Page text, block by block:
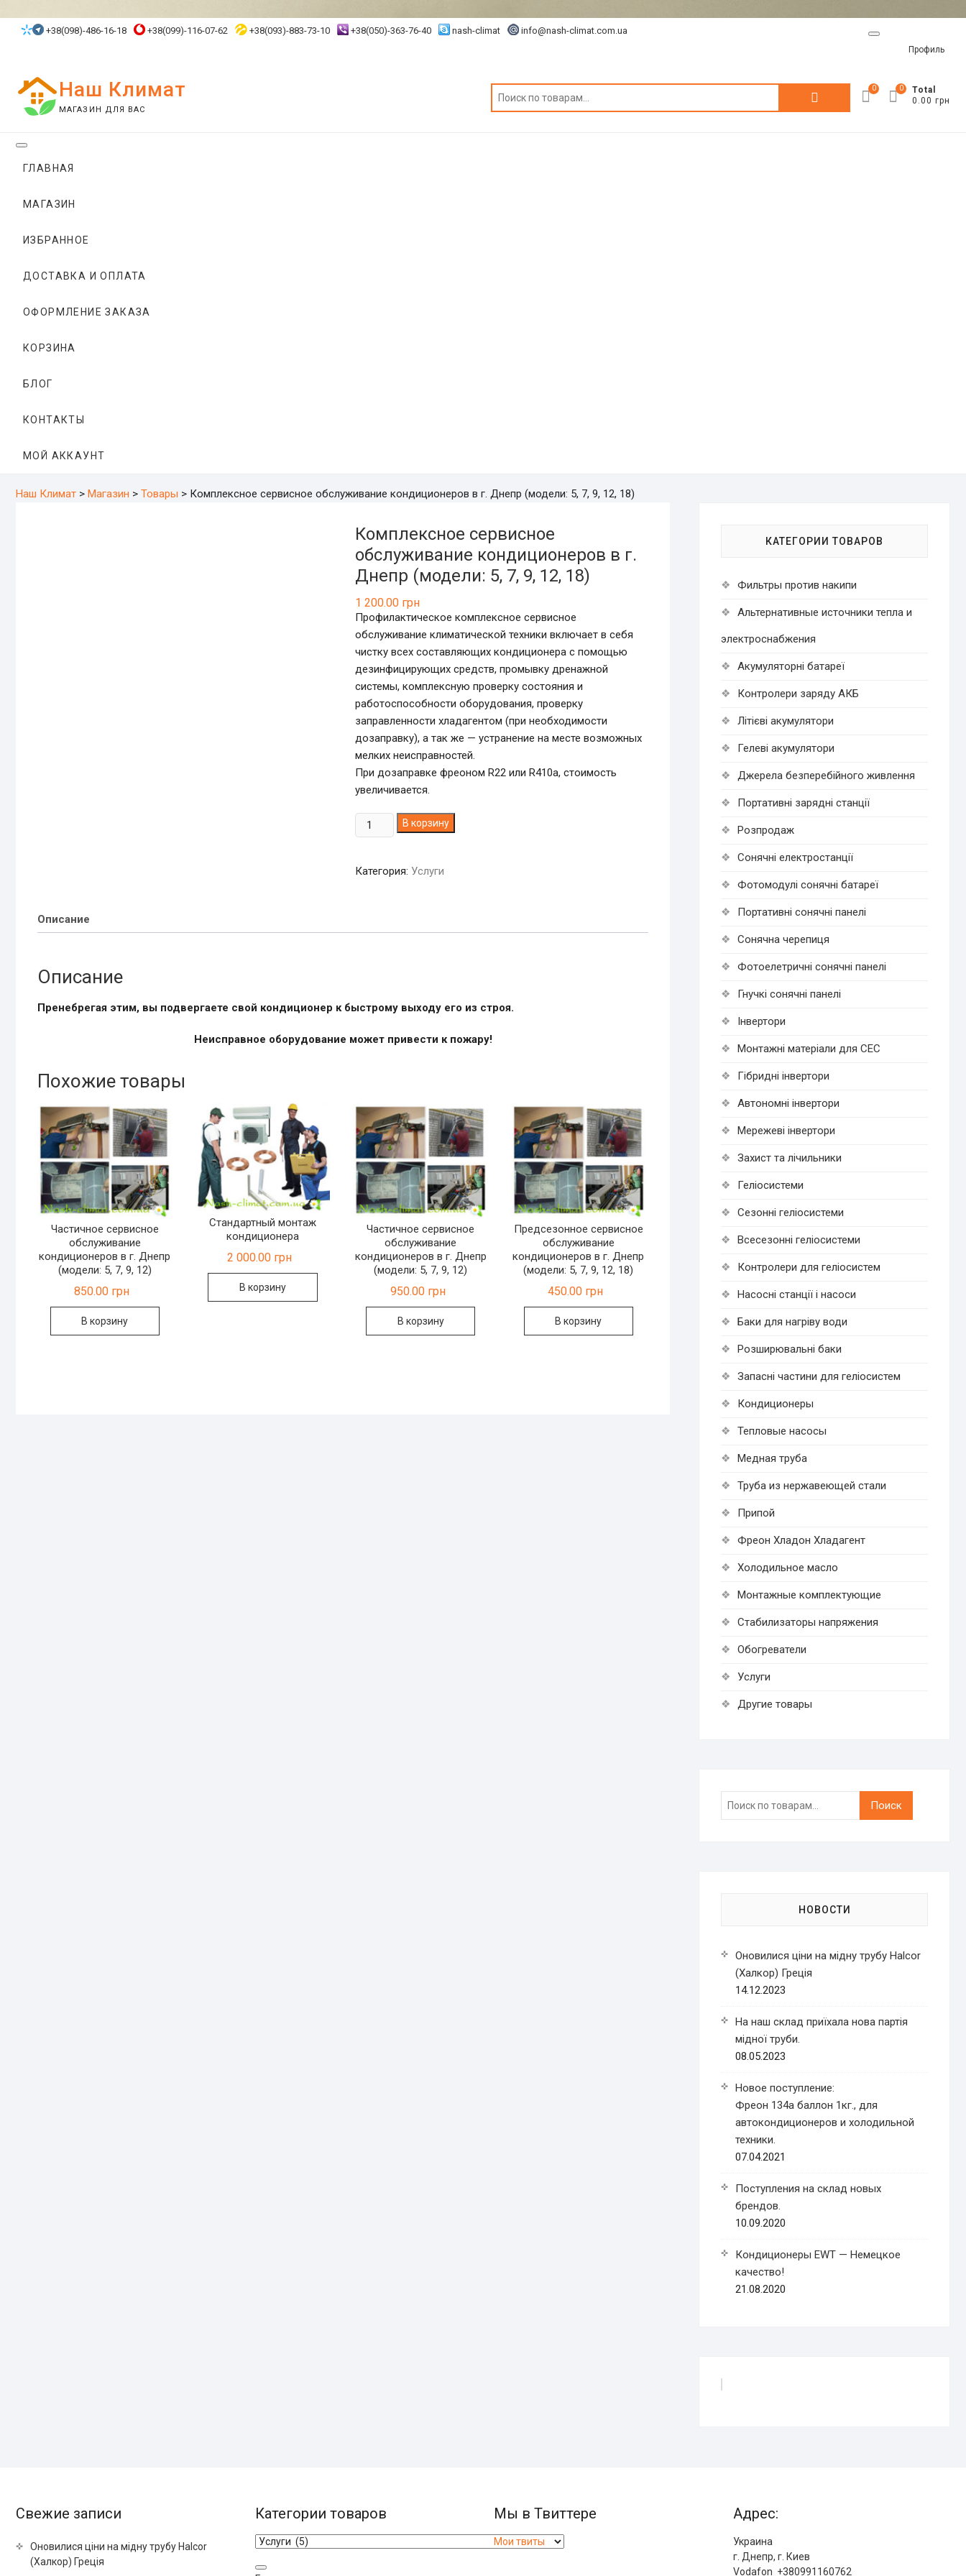
+38(098)-486-16-18 +38(099)-116-07-62 +38(093)-883-73-10 +38(050)-363-76-40 nash-climat info@nash-climat.com.ua
Профиль
Наш Климат
МАГАЗИН ДЛЯ ВАС
Искать: 0
Total
0.00 грн
0
ГЛАВНАЯ
МАГАЗИН
ИЗБРАННОЕ
ДОСТАВКА И ОПЛАТА
ОФОРМЛЕНИЕ ЗАКАЗА
КОРЗИНА
БЛОГ
КОНТАКТЫ
МОЙ АККАУНТ
Наш Климат > Магазин > Товары > Комплексное сервисное обслуживание кондиционеров в г. Днепр (модели: 5, 7, 9, 12, 18)
Комплексное сервисное
обслуживание кондиционеров в г.
Днепр (модели: 5, 7, 9, 12, 18)
1 200.00 грн
Профилактическое комплексное сервисное
обслуживание климатической техники включает в себя
чистку всех составляющих кондиционера с помощью
дезинфицирующих средств, промывку дренажной
системы, комплексную проверку состояния и
работоспособности оборудования, проверку
заправленности хладагентом (при необходимости
дозаправку), а так же — устранение на месте возможных
мелких неисправностей.
При дозаправке фреоном R22 или R410а, стоимость
увеличивается.
Количество
товара
сервисное
7,
12,
В корзину
Категория: Услуги
Описание
Описание
Пренебрегая этим, вы подвергаете свой кондиционер к быстрому выходу его из строя.
Неисправное оборудование может привести к пожару!
Похожие товары
Частичное сервисное
обслуживание
кондиционеров в г. Днепр
(модели: 5, 7, 9, 12)
850.00 грн
В корзину
Стандартный монтаж
кондиционера
2 000.00 грн
В корзину
Частичное сервисное
обслуживание
кондиционеров в г. Днепр
(модели: 5, 7, 9, 12)
950.00 грн
В корзину
Предсезонное сервисное
обслуживание
кондиционеров в г. Днепр
(модели: 5, 7, 9, 12, 18)
450.00 грн
В корзину
КАТЕГОРИИ ТОВАРОВ
Фильтры против накипи
Альтернативные источники тепла и
электроснабжения
Акумуляторні батареї
Контролери заряду АКБ
Літієві акумулятори
Гелеві акумулятори
Джерела безперебійного живлення
Портативні зарядні станції
Розпродаж
Cонячні електростанції
Фотомодулі сонячні батареї
Портативні сонячні панелі
Сонячна черепиця
Фотоелетричні cонячні панелі
Гнучкі cонячні панелі
Інвертори
Монтажні матеріали для СЕС
Гібридні інвертори
Автономні інвертори
Мережеві інвертори
Захист та лічильники
Геліосистеми
Сезонні геліосистеми
Всесезонні геліосистеми
Контролери для геліосистем
Насосні станції і насоси
Баки для нагріву води
Розширювальні баки
Запасні частини для геліосистем
Кондиционеры
Тепловые насосы
Медная труба
Труба из нержавеющей стали
Припой
Фреон Хладон Хладагент
Холодильное масло
Монтажные комплектующие
Стабилизаторы напряжения
Обогреватели
Услуги
Другие товары
Искать:
Поиск
НОВОСТИ
Оновилися ціни на мідну трубу Halcor
(Халкор) Греція
14.12.2023
На наш склад приїхала нова партія
мідної труби.
08.05.2023
Новое поступление:
Фреон 134a баллон 1кг., для
автокондиционеров и холодильной
техники.
07.04.2021
Поступления на склад новых
брендов.
10.09.2020
Кондиционеры EWT — Немецкое
качество!
21.08.2020
Свежие записи
Оновилися ціни на мідну трубу Halcor
(Халкор) Греція
Категории товаров Мы в Твиттере
Мои твиты
Адрес:
Украина
г. Днепр, г. Киев
Vodafon +380991160762